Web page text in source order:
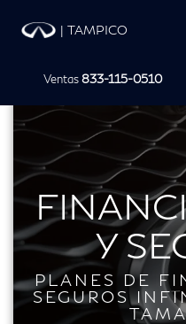
| TAMPICO
Ventas 833-115-0510
Y
PLANES DE
SEGUROS